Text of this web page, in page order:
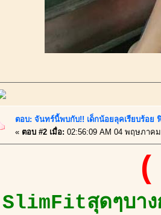
ตอบ: จันทร์นี้พบกับ!! เด็กน้อยลุคเรียบร้อย
« ตอบ #2 เมื่อ: 02:56:09 AM 04 พฤษภาค
SlimFitสุดๆบาง